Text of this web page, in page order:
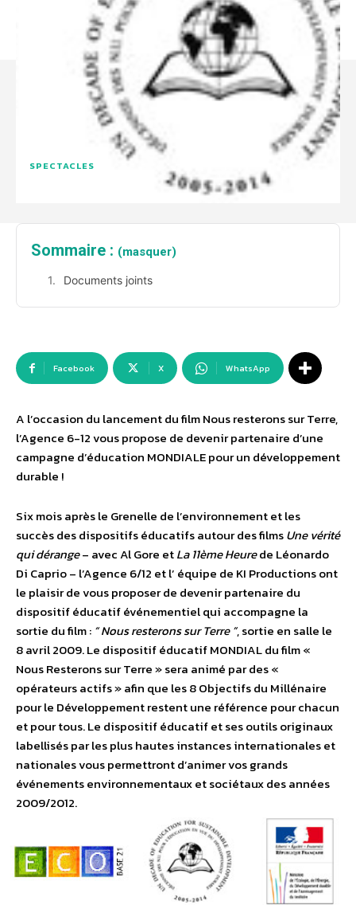
SPECTACLES
Sommaire : (masquer)
Documents joints
Facebook X WhatsApp
A l’occasion du lancement du film Nous resterons sur Terre,
l’Agence 6-12 vous propose de devenir partenaire d’une
campagne d’éducation MONDIALE pour un développement
durable !
Six mois après le Grenelle de l’environnement et les
succès des dispositifs éducatifs autour des filmsUne vérité
qui dérange– avec Al Gore etLa 11ème Heurede Léonardo
Di Caprio – l’Agence 6/12 et l’ équipe de KI Productions ont
le plaisir de vous proposer de devenir partenaire du
dispositif éducatif événementiel qui accompagne la
sortie du film : “ Nous resterons sur Terre ”, sortie en salle le
8 avril 2009. Le dispositif éducatif MONDIAL du film «
Nous Resterons sur Terre » sera animé par des «
opérateurs actifs » afin que les 8 Objectifs du Millénaire
pour le Développement restent une référence pour chacun
et pour tous. Le dispositif éducatif et ses outils originaux
labellisés par les plus hautes instances internationales et
nationales vous permettront d’animer vos grands
événements environnementaux et sociétaux des années
2009/2012.